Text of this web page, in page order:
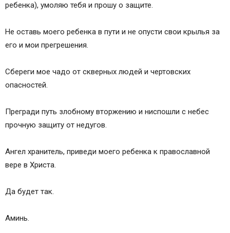
ребенка), умоляю тебя и прошу о защите.
Не оставь моего ребенка в пути и не опусти свои крылья за
его и мои прегрешения.
Сбереги мое чадо от скверных людей и чертовских
опасностей.
Прегради путь злобному вторжению и ниспошли с небес
прочную защиту от недугов.
Ангел хранитель, приведи моего ребенка к православной
вере в Христа.
Да будет так.
Аминь.